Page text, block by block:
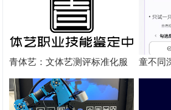
青体艺：文体艺测评标准化服
务体系解析
童不同
个性化